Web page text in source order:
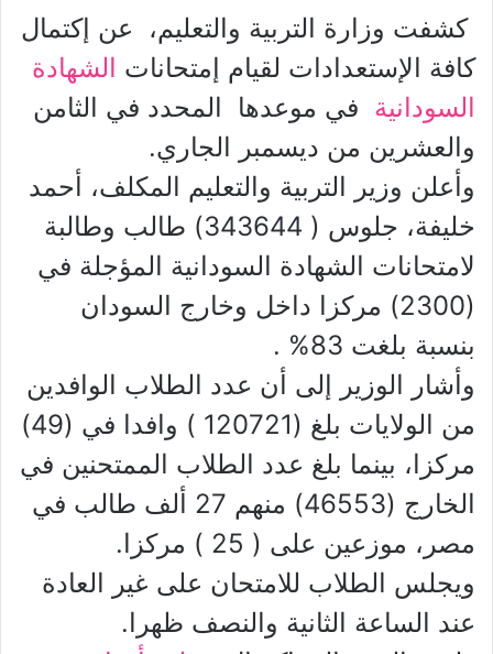
كشفت وزارة التربية والتعليم، عن إكتمال
كافة الإستعدادات لقيام إمتحانات الشهادة
السودانية في موعدها المحدد في الثامن
والعشرين من ديسمبر الجاري.
وأعلن وزير التربية والتعليم المكلف، أحمد
خليفة، جلوس ( 343644) طالب وطالبة
لامتحانات الشهادة السودانية المؤجلة في
(2300) مركزا داخل وخارج السودان
بنسبة بلغت 83% .
وأشار الوزير إلى أن عدد الطلاب الوافدين
من الولايات بلغ (120721 ) وافدا في (49)
مركزا، بينما بلغ عدد الطلاب الممتحنين في
الخارج (46553) منهم 27 ألف طالب في
مصر، موزعين على ( 25 ) مركزا.
ويجلس الطلاب للامتحان على غير العادة
عند الساعة الثانية والنصف ظهرا.